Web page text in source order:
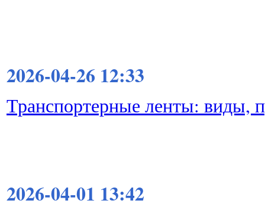
2026-04-26 12:33
Транспортерные ленты: виды,
2026-04-01 13:42